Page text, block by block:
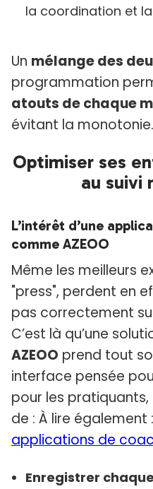
la coordination et
Un mélange des
programmation
atouts de chaque
évitant la monotonie.
Optimiser ses
au suivi
L’intérêt d’une
comme AZEOO
Même les meilleurs
"press", perdent en
pas correctement
C’est là qu’une
AZEOO prend tout
interface pensée
pour les
de : À lire également :
applications de
Enregistrer